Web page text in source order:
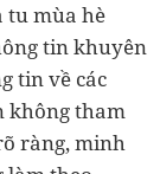
tu mùa hè
tin khuyên
tin về các
không tham
ràng, minh